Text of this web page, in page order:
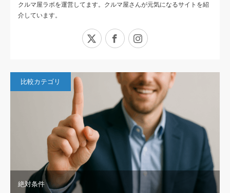
クルマ屋ラボを運営してます。クルマ屋さんが元気になるサイトを紹
介しています。
Facebook
比較カテゴリ
絶対条件